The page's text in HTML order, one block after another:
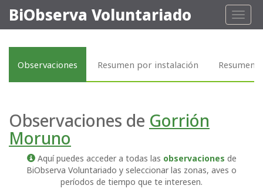
Toggle
BiObserva Voluntariado
Observaciones Resumen por instalación Resumen
Observaciones de Gorrión
Moruno
Aquí puedes acceder a todas las observaciones de
BiObserva Voluntariado y seleccionar las zonas, aves o
períodos de tiempo que te interesen.